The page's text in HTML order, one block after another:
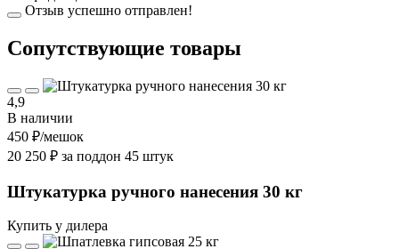
Отзыв успешно отправлен!
Cопутствующие товары
4,9
В наличии
450 ₽/мешок
20 250 ₽ за поддон 45 штук
Штукатурка ручного нанесения 30 кг
Купить у дилера